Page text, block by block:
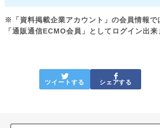
※「資料掲載企業アカウント」の会員情報で
「通販通信ECMO会員」としてログイン出来
ツイートする シェアする